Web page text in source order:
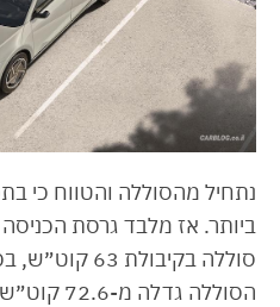
נתחיל מהסוללה והטווח כי
סוללה